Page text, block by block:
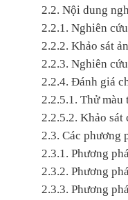
2.2. Nội dung
2.2.1. Nghiên
2.2.2. Khảo sát
2.2.3. Nghiên
2.2.4. Đánh giá
2.2.5.1. Thử màu
2.2.5.2. Khảo sát
2.3. Các phương
2.3.1. Phương
2.3.2. Phương
2.3.3. Phương